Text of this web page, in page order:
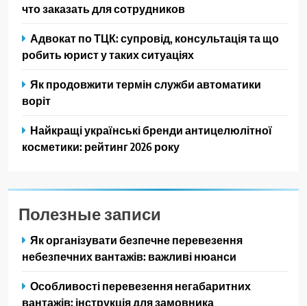
что заказать для сотрудников
Адвокат по ТЦК: супровід, консультація та що
робить юрист у таких ситуаціях
Як продовжити термін служби автоматики
воріт
Найкращі українські бренди антицелюлітної
косметики: рейтинг 2026 року
Полезные записи
Як організувати безпечне перевезення
небезпечних вантажів: важливі нюанси
Особливості перевезення негабаритних
вантажів: інструкція для замовника